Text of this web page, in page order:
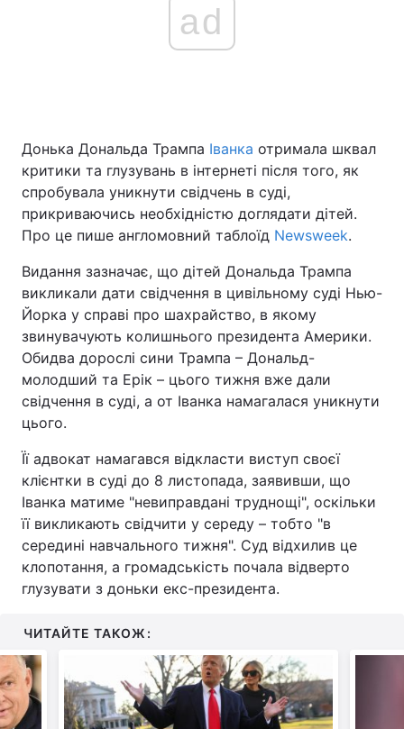
ad
Донька Дональда Трампа Іванка отримала шквал
критики та глузувань в інтернеті після того, як
спробувала уникнути свідчень в суді,
прикриваючись необхідністю доглядати дітей.
Про це пише англомовний таблоїд Newsweek.
Видання зазначає, що дітей Дональда Трампа
викликали дати свідчення в цивільному суді Нью-
Йорка у справі про шахрайство, в якому
звинувачують колишнього президента Америки.
Обидва дорослі сини Трампа – Дональд-
молодший та Ерік – цього тижня вже дали
свідчення в суді, а от Іванка намагалася уникнути
цього.
Її адвокат намагався відкласти виступ своєї
клієнтки в суді до 8 листопада, заявивши, що
Іванка матиме "невиправдані труднощі", оскільки
її викликають свідчити у середу – тобто "в
середині навчального тижня". Суд відхилив це
клопотання, а громадськість почала відверто
глузувати з доньки екс-президента.
ЧИТАЙТЕ ТАКОЖ: